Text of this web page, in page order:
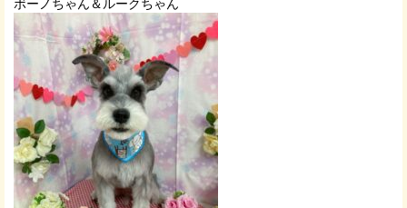
ボーノちゃん＆ルークちゃん